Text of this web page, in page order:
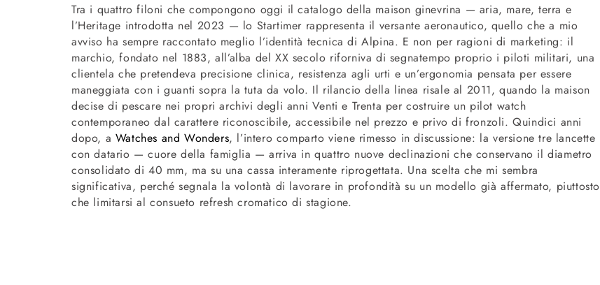
Tra i quattro filoni che compongono oggi il catalogo della maison ginevrina — aria, mare, terra e
l’Heritage introdotta nel 2023 — lo Startimer rappresenta il versante aeronautico, quello che a mio
avviso ha sempre raccontato meglio l’identità tecnica di Alpina. E non per ragioni di marketing: il
marchio, fondato nel 1883, all’alba del XX secolo riforniva di segnatempo proprio i piloti militari, una
clientela che pretendeva precisione clinica, resistenza agli urti e un’ergonomia pensata per essere
maneggiata con i guanti sopra la tuta da volo. Il rilancio della linea risale al 2011, quando la maison
decise di pescare nei propri archivi degli anni Venti e Trenta per costruire un pilot watch
contemporaneo dal carattere riconoscibile, accessibile nel prezzo e privo di fronzoli. Quindici anni
dopo, a Watches and Wonders, l’intero comparto viene rimesso in discussione: la versione tre lancette
con datario — cuore della famiglia — arriva in quattro nuove declinazioni che conservano il diametro
consolidato di 40 mm, ma su una cassa interamente riprogettata. Una scelta che mi sembra
significativa, perché segnala la volontà di lavorare in profondità su un modello già affermato, piuttosto
che limitarsi al consueto refresh cromatico di stagione.